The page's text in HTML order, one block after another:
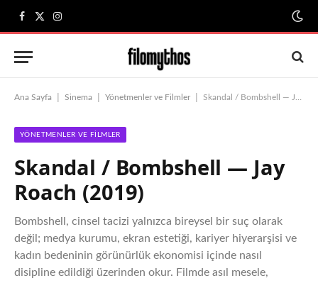
Facebook
X
(Twitter)
Instagram
Ana Sayfa Sinema Yönetmenler ve Filmler Skandal / Bombshell — Jay Roach (2019)
YÖNETMENLER VE FILMLER
Skandal / Bombshell — Jay
Roach (2019)
Bombshell, cinsel tacizi yalnızca bireysel bir suç olarak
değil; medya kurumu, ekran estetiği, kariyer hiyerarşisi ve
kadın bedeninin görünürlük ekonomisi içinde nasıl
disipline edildiği üzerinden okur. Filmde asıl mesele,